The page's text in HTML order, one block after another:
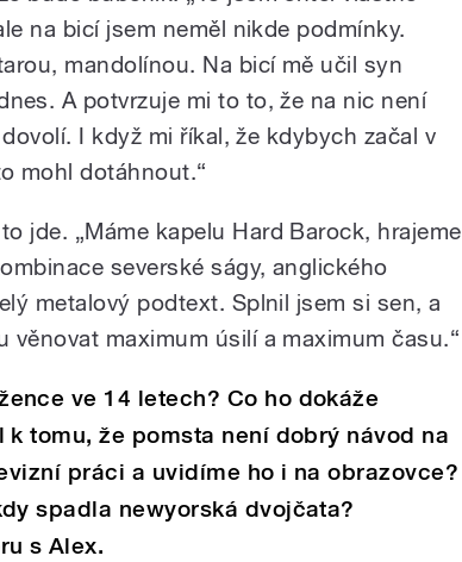
na bicí jsem neměl nikde podmínky.
mandolínou. Na bicí mě učil syn
A potvrzuje mi to to, že na nic není
I když mi říkal, že kdybych začal v
mohl dotáhnout.“
jde. „Máme kapelu Hard Barock, hrajeme
severské ságy, anglického
metalový podtext. Splnil jsem si sen, a
věnovat maximum úsilí a maximum času.“
ve 14 letech? Co ho dokáže
tomu, že pomsta není dobrý návod na
práci a uvidíme ho i na obrazovce?
spadla newyorská dvojčata?
s Alex.